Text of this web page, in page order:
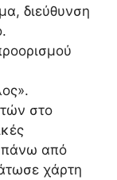
διεύθυνση
στο
πάνω από
χάρτη